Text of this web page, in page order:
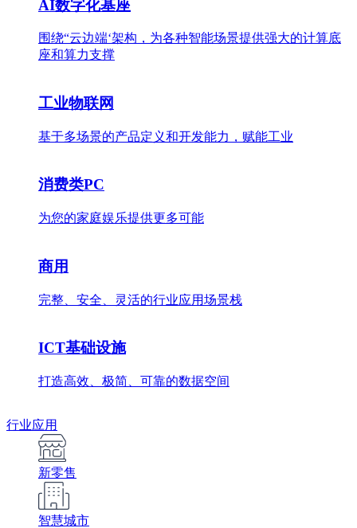
AI数字化基座
围绕“云边端‘架构，为各种智能场景提供强大的计算底
座和算力支撑
工业物联网
基于多场景的产品定义和开发能力，赋能工业
消费类PC
为您的家庭娱乐提供更多可能
商用
完整、安全、灵活的行业应用场景栈
ICT基础设施
打造高效、极简、可靠的数据空间
行业应用
新零售
智慧城市